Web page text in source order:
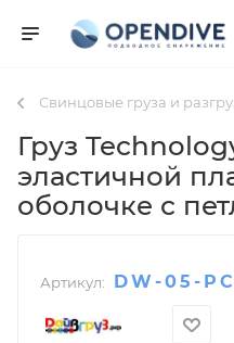
Свинцовые груза и
Груз
эластичной
оболочке с
Артикул: DW-05-